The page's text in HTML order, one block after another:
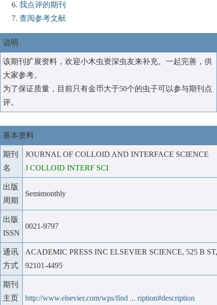
我点评的期刊
查阅参考文献
说明
该期刊扩展资料，欢迎小木虫资深虫友来补充。一起完善，供
大家参考。
为了保证质量，目前只有金币大于50个的虫子可以参与期刊点
评。
基本资料
期刊
名
JOURNAL OF COLLOID AND INTERFACE SCIENCE
J COLLOID INTERF SCI
出版
周期
Semimonthly
出版
ISSN
0021-9797
通讯
方式
ACADEMIC PRESS INC ELSEVIER SCIENCE, 525 B
92101-4495
期刊
主页
http://www.elsevier.com/wps/find ... ription#description